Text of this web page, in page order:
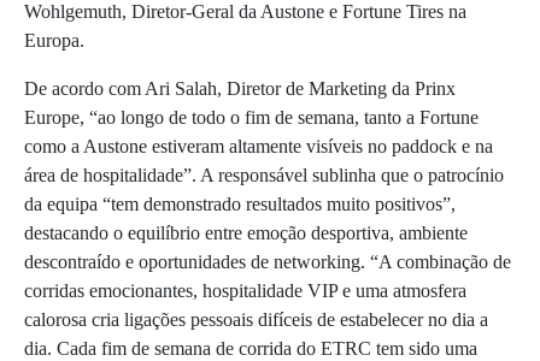
Wohlgemuth, Diretor-Geral da Austone e Fortune Tires na
Europa.
De acordo com Ari Salah, Diretor de Marketing da Prinx
Europe, “ao longo de todo o fim de semana, tanto a Fortune
como a Austone estiveram altamente visíveis no paddock e na
área de hospitalidade”. A responsável sublinha que o patrocínio
da equipa “tem demonstrado resultados muito positivos”,
destacando o equilíbrio entre emoção desportiva, ambiente
descontraído e oportunidades de networking. “A combinação de
corridas emocionantes, hospitalidade VIP e uma atmosfera
calorosa cria ligações pessoais difíceis de estabelecer no dia a
dia. Cada fim de semana de corrida do ETRC tem sido uma